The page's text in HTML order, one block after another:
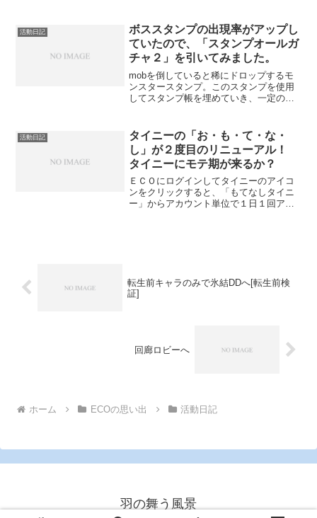
してもらえる経験値がアップするフィー
バー期間中にもかかわらず...
活動日記
ボススタンプの出現率がアップし
ていたので、「スタンプオールガ
チャ２」を引いてみました。
mobを倒していると稀にドロップするモ
ンスタースタンプ。このスタンプを使用
してスタンプ帳を埋めていき、一定の条
品がもらえます。しばらくモンスタース
タンプの存在を忘れてま...
活動日記
タイニーの「お・も・て・な・
し」が２度目のリニューアル！
タイニーにモテ期が来るか？
ＥＣＯにログインしてタイニーのアイコ
ンをクリックすると、「もてなしタイニ
ー」からアカウント単位で１日１回アイ
転生前キャラのみで氷結DDへ[転生前検
証]
回廊ロビーへ
ホーム ECOの思い出 活動日記
羽の舞う風景